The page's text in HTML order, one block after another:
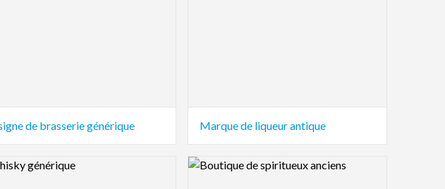
de brasserie générique Marque de liqueur antique
Preview Image Logo Preview Image